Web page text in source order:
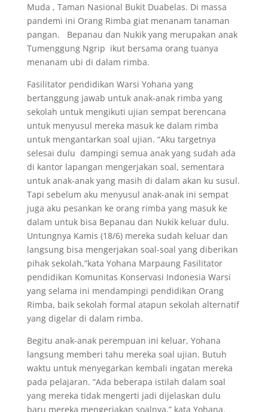
Muda , Taman Nasional Bukit Duabelas. Di massa
pandemi ini Orang Rimba giat menanam tanaman
pangan. Bepanau dan Nukik yang merupakan anak
Tumenggung Ngrip ikut bersama orang tuanya
menanam ubi di dalam rimba.
Fasilitator pendidikan Warsi Yohana yang
bertanggung jawab untuk anak-anak rimba yang
sekolah untuk mengikuti ujian sempat berencana
untuk menyusul mereka masuk ke dalam rimba
untuk mengantarkan soal ujian. “Aku targetnya
selesai dulu dampingi semua anak yang sudah ada
di kantor lapangan mengerjakan soal, sementara
untuk anak-anak yang masih di dalam akan ku susul.
Tapi sebelum aku menyusul anak-anak ini sempat
juga aku pesankan ke orang rimba yang masuk ke
dalam untuk bisa Bepanau dan Nukik keluar dulu.
Untungnya Kamis (18/6) mereka sudah keluar dan
langsung bisa mengerjakan soal-soal yang diberikan
pihak sekolah,”kata Yohana Marpaung Fasilitator
pendidikan Komunitas Konservasi Indonesia Warsi
yang selama ini mendampingi pendidikan Orang
Rimba, baik sekolah formal atapun sekolah alternatif
yang digelar di dalam rimba.
Begitu anak-anak perempuan ini keluar, Yohana
langsung memberi tahu mereka soal ujian. Butuh
waktu untuk menyegarkan kembali ingatan mereka
pada pelajaran. “Ada beberapa istilah dalam soal
yang mereka tidak mengerti jadi dijelaskan dulu
baru mereka mengerjakan soalnya,” kata Yohana.